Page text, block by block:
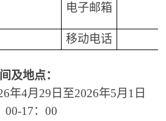
电子邮箱
移动电话
及地点：
年4月29日至2026年5月1日
00-17：00